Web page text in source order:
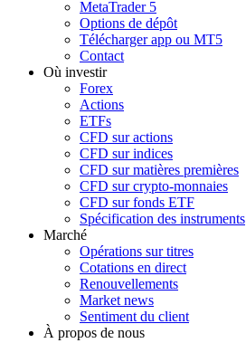
MetaTrader 5
Options de dépôt
Télécharger app ou MT5
Contact
Où investir
Forex
Actions
ETFs
CFD sur actions
CFD sur indices
CFD sur matières premières
CFD sur crypto-monnaies
CFD sur fonds ETF
Spécification des instruments
Marché
Opérations sur titres
Cotations en direct
Renouvellements
Market news
Sentiment du client
À propos de nous